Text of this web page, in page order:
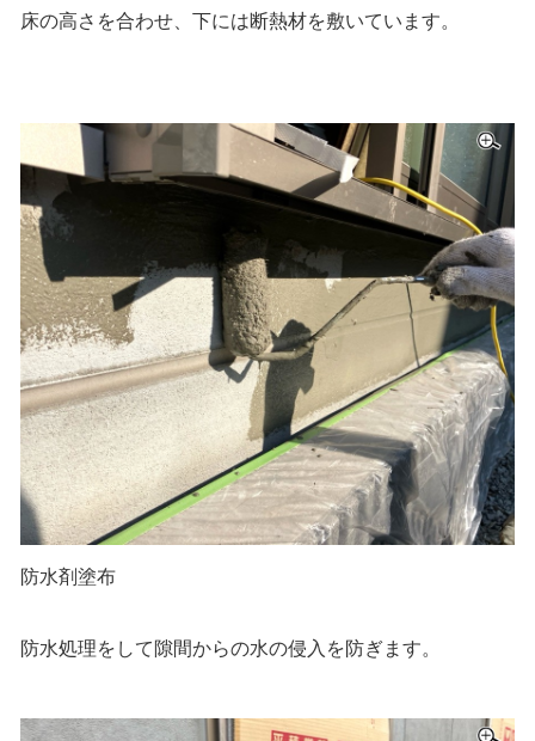
床の高さを合わせ、下には断熱材を敷いています。
防水剤塗布
防水処理をして隙間からの水の侵入を防ぎます。